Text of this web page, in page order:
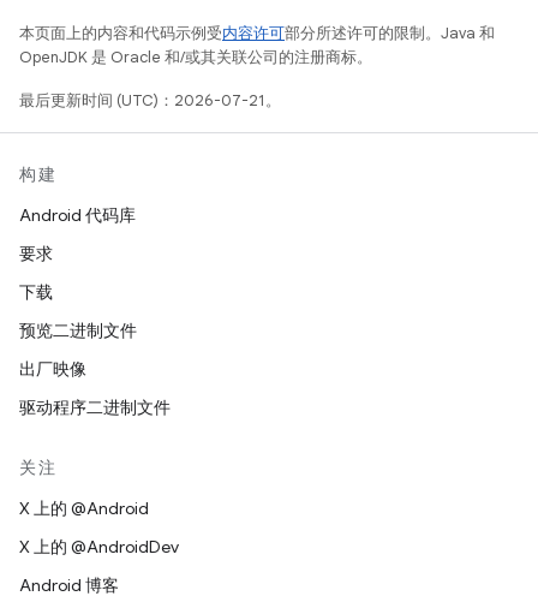
本页面上的内容和代码示例受内容许可部分所述许可的限制。Java 和
OpenJDK 是 Oracle 和/或其关联公司的注册商标。
最后更新时间 (UTC)：2026-07-21。
构建
Android 代码库
要求
下载
预览二进制文件
出厂映像
驱动程序二进制文件
关注
X 上的 @Android
X 上的 @AndroidDev
Android 博客